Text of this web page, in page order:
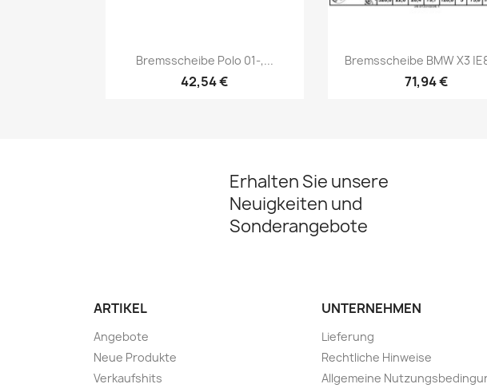
Vorschau
Bremsscheibe Polo 01-,...
42,54 €
Vorschau
Bremsscheibe BMW X3
71,94 €
Erhalten Sie unsere
Neuigkeiten und
Sonderangebote
ARTIKEL
Angebote
Neue Produkte
Verkaufshits
UNTERNEHMEN
Lieferung
Rechtliche Hinweise
Allgemeine